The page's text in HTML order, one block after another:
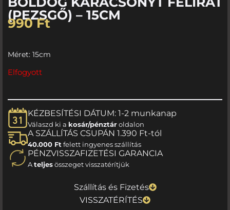
(PEZSGŐ) – 15CM
990Ft
Méret: 15cm
Elfogyott
KÉZBESÍTÉSI DÁTUM: 1-2 munkanap
Válaszd ki a kosár/pénztároldalon
A SZÁLLÍTÁS CSUPÁN 1.390 Ft-tól
40.000 Ft felett ingyenes szállítás
PÉNZVISSZAFIZETÉSI GARANCIA
Ateljesösszeget visszatérítjük
Szállítás és Fizetés
VISSZATÉRÍTÉS